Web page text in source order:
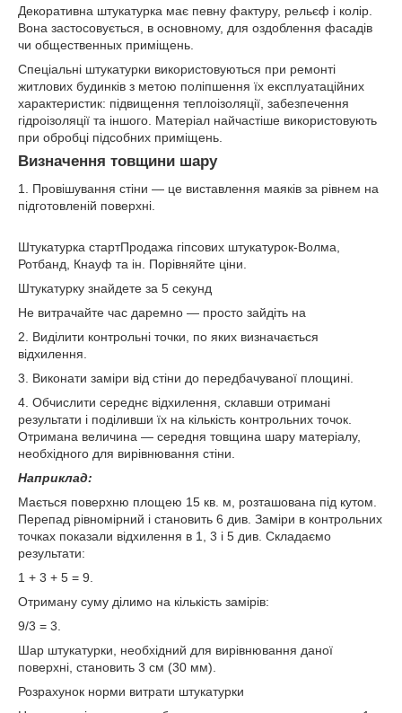
Декоративна штукатурка має певну фактуру, рельєф і колір.
Вона застосовується, в основному, для оздоблення фасадів
чи общественных приміщень.
Спеціальні штукатурки використовуються при ремонті
житлових будинків з метою поліпшення їх експлуатаційних
характеристик: підвищення теплоізоляції, забезпечення
гідроізоляції та іншого. Матеріал найчастіше використовують
при обробці підсобних приміщень.
Визначення товщини шару
1. Провішування стіни ― це виставлення маяків за рівнем на
підготовленій поверхні.
Штукатурка стартПродажа гіпсових штукатурок-Волма,
Ротбанд, Кнауф та ін. Порівняйте ціни.
Штукатурку знайдете за 5 секунд
Не витрачайте час даремно ― просто зайдіть на
2. Виділити контрольні точки, по яких визначається
відхилення.
3. Виконати заміри від стіни до передбачуваної площині.
4. Обчислити середнє відхилення, склавши отримані
результати і поділивши їх на кількість контрольних точок.
Отримана величина ― середня товщина шару матеріалу,
необхідного для вирівнювання стіни.
Наприклад:
Мається поверхню площею 15 кв. м, розташована під кутом.
Перепад рівномірний і становить 6 див. Заміри в контрольних
точках показали відхилення в 1, 3 і 5 див. Складаємо
результати:
1 + 3 + 5 = 9.
Отриману суму ділимо на кількість замірів:
9/3 = 3.
Шар штукатурки, необхідний для вирівнювання даної
поверхні, становить 3 см (30 мм).
Розрахунок норми витрати штукатурки